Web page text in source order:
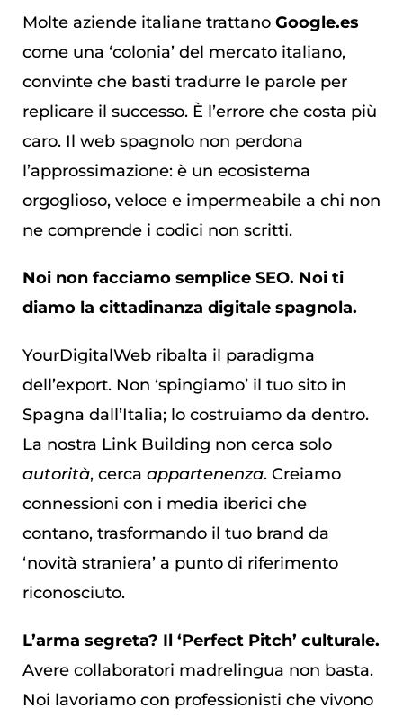
Molte aziende italiane trattano Google.es
come una ‘colonia’ del mercato italiano,
convinte che basti tradurre le parole per
replicare il successo. È l’errore che costa più
caro. Il web spagnolo non perdona
l’approssimazione: è un ecosistema
orgoglioso, veloce e impermeabile a chi non
ne comprende i codici non scritti.
Noi non facciamo semplice SEO. Noi ti
diamo la cittadinanza digitale spagnola.
YourDigitalWeb ribalta il paradigma
dell’export. Non ‘spingiamo’ il tuo sito in
Spagna dall’Italia; lo costruiamo da dentro.
La nostra Link Building non cerca solo
autorità, cerca appartenenza. Creiamo
connessioni con i media iberici che
contano, trasformando il tuo brand da
‘novità straniera’ a punto di riferimento
riconosciuto.
L’arma segreta? Il ‘Perfect Pitch’ culturale.
Avere collaboratori madrelingua non basta.
Noi lavoriamo con professionisti che vivono